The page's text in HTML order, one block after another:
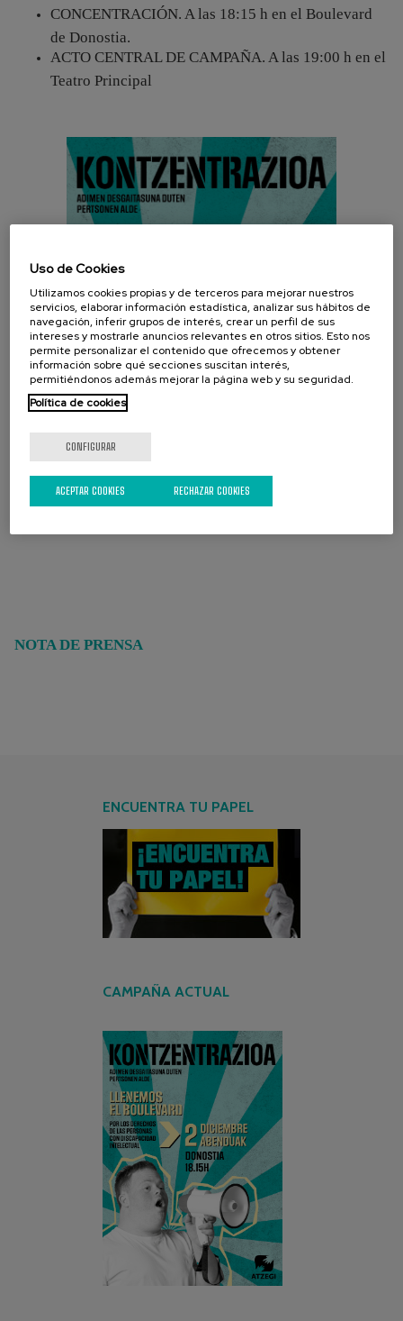
CONCENTRACIÓN. A las 18:15 h en el Boulevard
de Donostia.
ACTO CENTRAL DE CAMPAÑA. A las 19:00 h en el
Teatro Principal
NOTA DE PRENSA
ENCUENTRA TU PAPEL
CAMPAÑA ACTUAL
Uso de Cookies
Utilizamos cookies propias y de terceros para mejorar nuestros
servicios, elaborar información estadística, analizar sus hábitos de
navegación, inferir grupos de interés, crear un perfil de sus
intereses y mostrarle anuncios relevantes en otros sitios. Esto nos
permite personalizar el contenido que ofrecemos y obtener
información sobre qué secciones suscitan interés,
permitiéndonos además mejorar la página web y su seguridad.
Política de cookies
CONFIGURAR
RECHAZAR COOKIES
ACEPTAR COOKIES